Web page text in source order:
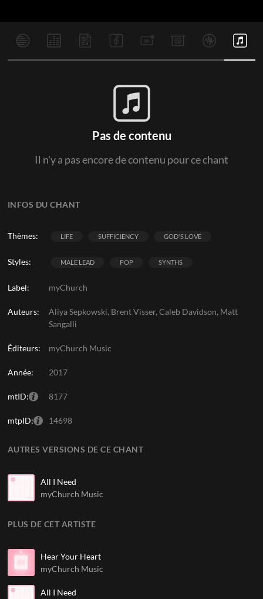
INFOS DU CHANT
Thèmes: LIFE SUFFICIENCY GOD'S LOVE
Styles: MALE LEAD POP SYNTHS
Label: myChurch
Auteurs:
Aliya Sepkowski, Brent Visser, Caleb Davidson, Matt
Sangalli
Éditeurs: myChurch Music
Année: 2017
mtID: 8177
mtpID: 14698
AUTRES VERSIONS DE CE CHANT
All I Need
myChurch Music
PLUS DE CET ARTISTE
Hear Your Heart
myChurch Music
All I Need
Pas de contenu
Il n'y a pas encore de contenu pour ce chant